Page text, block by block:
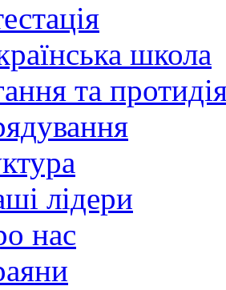
школа
та
лідери
нас